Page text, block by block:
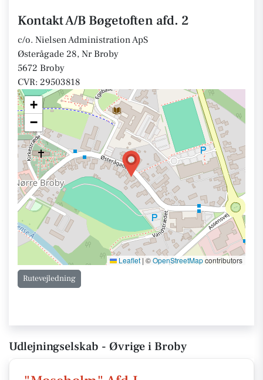
Kontakt A/B Bøgetoften afd. 2
c/o. Nielsen Administration ApS
Østerågade 28, Nr Broby
5672 Broby
CVR: 29503818
+
−
Leaflet | ©OpenStreetMapcontributors
Rutevejledning
Udlejningselskab - Øvrige i Broby